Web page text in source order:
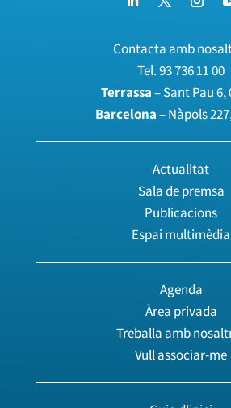
Contacta amb
Tel.93 736 11 00
Terrassa– Sant Pau 6,
Barcelona– Nàpols
Actualitat
Sala de premsa
Publicacions
Espai multimèdia
Agenda
Àrea privada
Treballa amb
Vull associar-me